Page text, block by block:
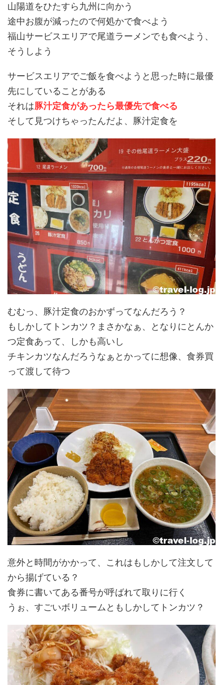
山陽道をひたすら九州に向かう
途中お腹が減ったので何処かで食べよう
福山サービスエリアで尾道ラーメンでも食べよう、
そうしよう
サービスエリアでご飯を食べようと思った時に最優
先にしていることがある
それは豚汁定食があったら最優先で食べる
そして見つけちゃったんだよ、豚汁定食を
むむっ、豚汁定食のおかずってなんだろう？
もしかしてトンカツ？まさかなぁ、となりにとんか
つ定食あって、しかも高いし
チキンカツなんだろうなぁとかってに想像、食券買
って渡して待つ
意外と時間がかかって、これはもしかして注文して
から揚げている？
食券に書いてある番号が呼ばれて取りに行く
うぉ、すごいボリュームともしかしてトンカツ？